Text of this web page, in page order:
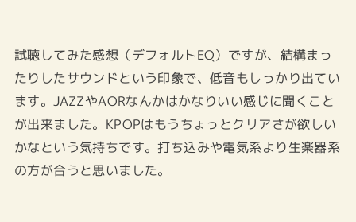
試聴してみた感想（デフォルトEQ）ですが、結構まっ
たりしたサウンドという印象で、低音もしっかり出てい
ます。JAZZやAORなんかはかなりいい感じに聞くこと
が出来ました。KPOPはもうちょっとクリアさが欲しい
かなという気持ちです。打ち込みや電気系より生楽器系
の方が合うと思いました。